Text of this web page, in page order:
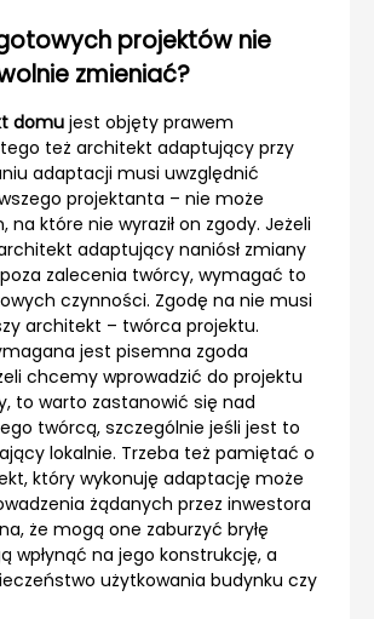
projektów nie
zmieniać?
domu jest objęty prawem
też architekt adaptujący przy
adaptacji musi uwzględnić
projektanta – nie może
na które nie wyraził on zgody. Jeżeli
adaptujący naniósł zmiany
zalecenia twórcy, wymagać to
czynności. Zgodę na nie musi
architekt – twórca projektu.
jest pisemna zgoda
chcemy wprowadzić do projektu
to warto zastanowić się nad
twórcą, szczególnie jeśli jest to
lokalnie. Trzeba też pamiętać o
który wykonuję adaptację może
żądanych przez inwestora
że mogą one zaburzyć bryłę
wpłynąć na jego konstrukcję, a
użytkowania budynku czy